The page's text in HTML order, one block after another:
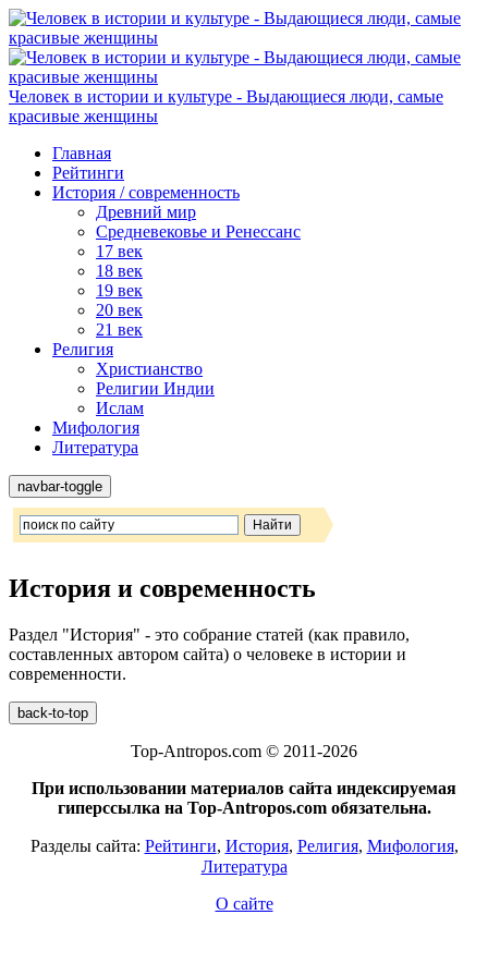
Человек в истории и культуре - Выдающиеся люди, самые
красивые женщины
Главная
Рейтинги
История / современность
Древний мир
Средневековье и Ренессанс
17 век
18 век
19 век
20 век
21 век
Религия
Христианство
Религии Индии
Ислам
Мифология
Литература
navbar-toggle
История и современность
Раздел "История" - это собрание статей (как правило,
составленных автором сайта) о человеке в истории и
современности.
back-to-top
Top-Antropos.com © 2011-2026
При использовании материалов сайта индексируемая
гиперссылка на Top-Antropos.com обязательна.
Разделы сайта: Рейтинги, История, Религия, Мифология,
Литература
О сайте